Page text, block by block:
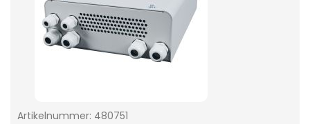
Artikelnummer: 480751